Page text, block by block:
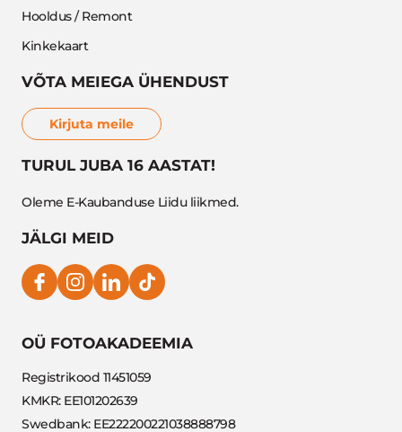
Hooldus / Remont
Kinkekaart
VÕTA MEIEGA ÜHENDUST
Kirjuta meile
TURUL JUBA 16 AASTAT!
Oleme E-Kaubanduse Liidu liikmed.
JÄLGI MEID
OÜ FOTOAKADEEMIA
Registrikood 11451059
KMKR: EE101202639
Swedbank: EE222200221038888798